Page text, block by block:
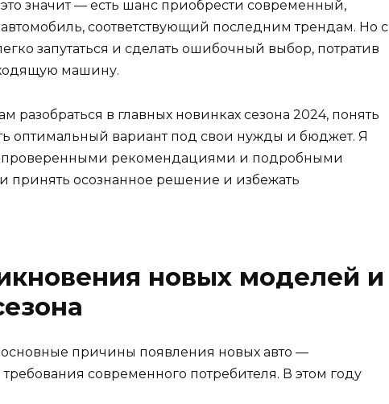
значит — есть шанс приобрести современный,
соответствующий последним трендам. Но с
запутаться и сделать ошибочный выбор, потратив
машину.
разобраться в главных новинках сезона 2024, понять
оптимальный вариант под свои нужды и бюджет. Я
проверенными рекомендациями и подробными
принять осознанное решение и избежать
новых моделей и
причины появления новых авто —
современного потребителя. В этом году